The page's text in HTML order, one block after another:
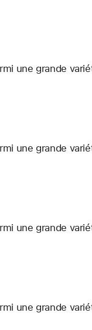
une grande
une grande
une grande
une grande